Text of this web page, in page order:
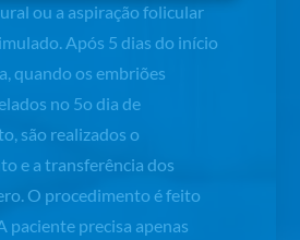
ou a aspiração folicular
Após 5 dias do início
quando os embriões
no 5o dia de
são realizados o
e a transferência dos
O procedimento é feito
paciente precisa apenas